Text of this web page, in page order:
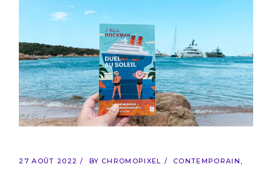
27 AOÛT 2022 BY CHROMOPIXEL
CONTEMPORAIN